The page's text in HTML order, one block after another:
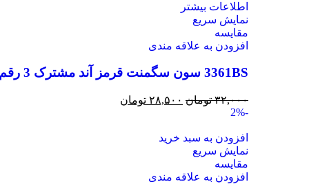
اطلاعات بیشتر
نمایش سریع
مقايسه
افزودن به علاقه مندی
3361BS سون سگمنت قرمز آند مشترک 3 رقم
۳۲,۰۰۰ تومان ۲۸,۵۰۰ تومان
-2%
افزودن به سبد خرید
نمایش سریع
مقايسه
افزودن به علاقه مندی